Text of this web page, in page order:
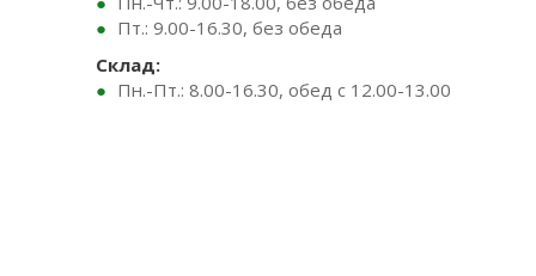
Пт.: 9.00-16.30, без обеда
Склад:
Пн.-Пт.: 8.00-16.30, обед с 12.00-13.00